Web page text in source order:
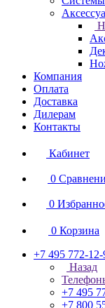
Компания
Оплата
Доставка
Дилерам
Контакты
Кабинет
0
0
0 Корзина
+7 495 772-12-
Назад
+7 495
+7 800